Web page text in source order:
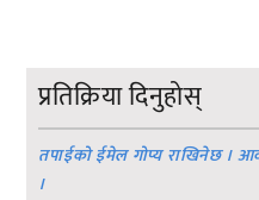
प्रतिक्रिया दिनुहोस्
तपाईको ईमेल गोप्य राखिनेछ ।
।